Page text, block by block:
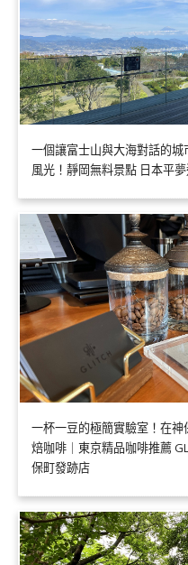
一個讓富士山與大海對話的
風光！靜岡無料景點 日本平
一杯一豆的極簡實驗室！在
焙咖啡｜東京精品咖啡推薦
保町發跡店